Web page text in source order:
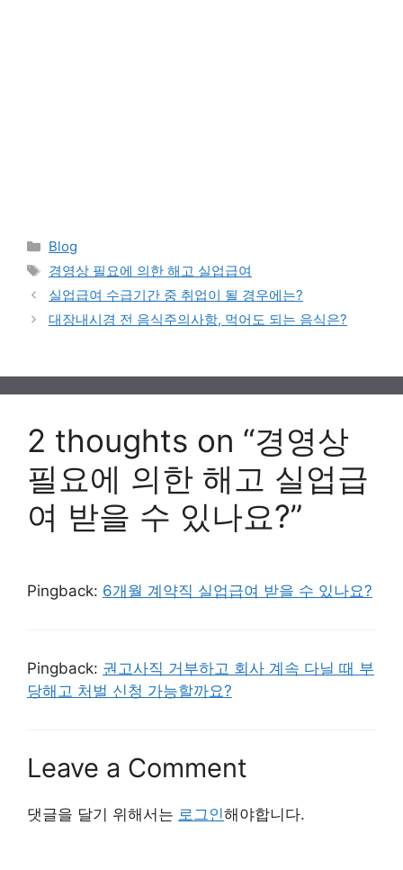
Categories
Blog
Tags
경영상 필요에 의한 해고 실업급여
실업급여 수급기간 중 취업이 될 경우에는?
대장내시경 전 음식주의사항, 먹어도 되는 음식은?
2 thoughts on “경영상
필요에 의한 해고 실업급
여 받을 수 있나요?”
Pingback: 6개월 계약직 실업급여 받을 수 있나요?
Pingback: 권고사직 거부하고 회사 계속 다닐 때 부
당해고 처벌 신청 가능할까요?
Leave a Comment
댓글을 달기 위해서는 로그인해야합니다.